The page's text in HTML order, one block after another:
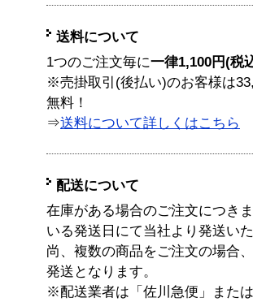
送料について
1つのご注文毎に一律1,100円(税
※売掛取引(後払い)のお客様は
無料！
⇒送料について詳しくはこちら
配送について
在庫がある場合のご注文につき
いる発送日にて当社より発送い
尚、複数の商品をご注文の場合
発送となります。
※配送業者は「佐川急便」また